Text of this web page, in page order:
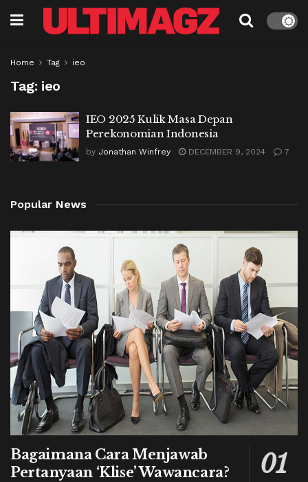
Home Tag ieo
Tag: ieo
IEO 2025 Kulik Masa Depan
Perekonomian Indonesia
by Jonathan Winfrey DECEMBER 9, 2024 7
Popular News
Bagaimana Cara Menjawab
Pertanyaan ‘Klise’ Wawancara?